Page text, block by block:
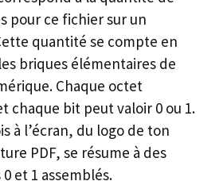
pour ce fichier sur un
quantité se compte en
briques élémentaires de
Chaque octet
chaque bit peut valoir 0 ou 1.
à l’écran, du logo de ton
PDF, se résume à des
et 1 assemblés.